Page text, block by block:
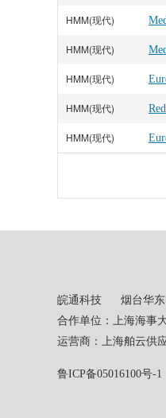
HMM(现代)
HMM(现代)
HMM(现代)
HMM(现代)
HMM(现代)
皖通科技 烟台华
合作单位：上海海事
运营商：上海舶
鲁ICP备05016100号-1